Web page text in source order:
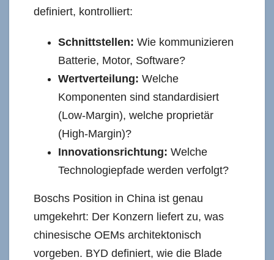
definiert, kontrolliert:
Schnittstellen: Wie kommunizieren
Batterie, Motor, Software?
Wertverteilung: Welche
Komponenten sind standardisiert
(Low-Margin), welche proprietär
(High-Margin)?
Innovationsrichtung: Welche
Technologiepfade werden verfolgt?
Boschs Position in China ist genau
umgekehrt: Der Konzern liefert zu, was
chinesische OEMs architektonisch
vorgeben. BYD definiert, wie die Blade